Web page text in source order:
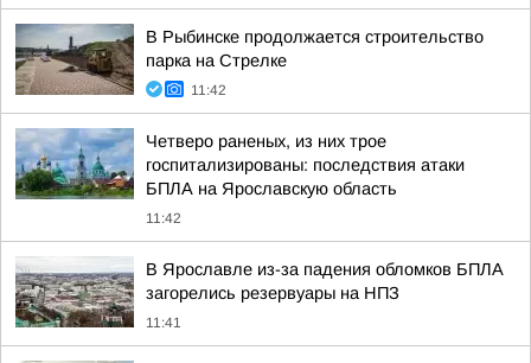
В Рыбинске продолжается строительство
парка на Стрелке
11:42
Четверо раненых, из них трое
госпитализированы: последствия атаки
БПЛА на Ярославскую область
11:42
В Ярославле из-за падения обломков БПЛА
загорелись резервуары на НПЗ
11:41